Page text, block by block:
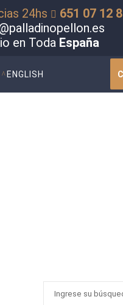
24hs
651 07 12
en Toda España
ENGLISH